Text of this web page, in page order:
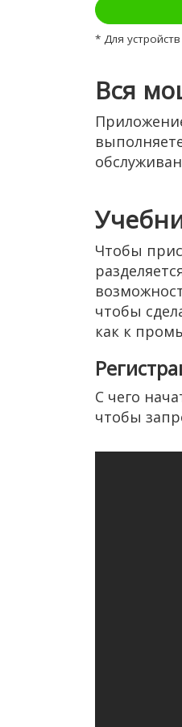
* Для
Вся
Чтобы
чтобы
как к
С чего
чтобы